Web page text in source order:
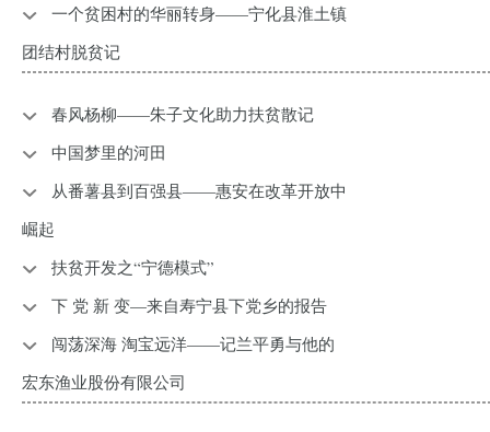
一个贫困村的华丽转身——宁化县淮土镇
团结村脱贫记
春风杨柳——朱子文化助力扶贫散记
中国梦里的河田
从番薯县到百强县——惠安在改革开放中
崛起
扶贫开发之“宁德模式”
下 党 新 变—来自寿宁县下党乡的报告
闯荡深海 淘宝远洋——记兰平勇与他的
宏东渔业股份有限公司